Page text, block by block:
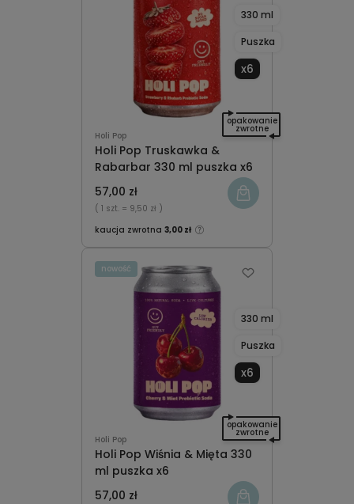
Holi Pop
Holi Pop Truskawka &
Rabarbar 330 ml puszka x6
330 ml
Puszka
x6
57,00 zł
( 1 szt. = 9,50 zł )
kaucja zwrotna 3,00 zł
opakowanie
zwrotne
Holi Pop
Holi Pop Wiśnia & Mięta 330
ml puszka x6
330 ml
Puszka
x6
57,00 zł
opakowanie
zwrotne
nowość